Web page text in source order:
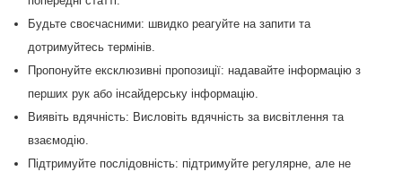
Будьте своєчасними: швидко реагуйте на запити та
дотримуйтесь термінів.
Пропонуйте ексклюзивні пропозиції: надавайте інформацію з
перших рук або інсайдерську інформацію.
Виявіть вдячність: Висловіть вдячність за висвітлення та
взаємодію.
Підтримуйте послідовність: підтримуйте регулярне, але не